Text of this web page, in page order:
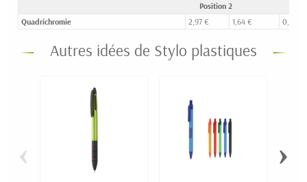
Position 2
Quadrichromie
2,97 € 1,64 € 0,85 €
Autres idées de Stylo plastiques
‹ ›